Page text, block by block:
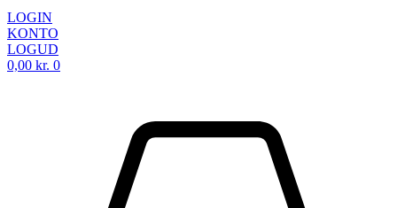
LOGIN
KONTO
LOGUD
0,00 kr. 0